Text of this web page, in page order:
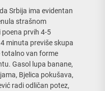
Srbija ima evidentan
strašnom
poena prvih 4-5
minuta previše skupa
totalno van forme
Gasol lupa banane,
Bjelica pokušava,
radi odličan potez,